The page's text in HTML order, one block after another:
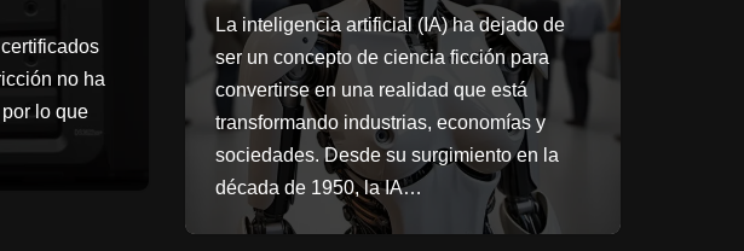
no ha
lo que
La inteligencia artificial (IA) ha dejado de
ser un concepto de ciencia ficción para
convertirse en una realidad que está
transformando industrias, economías y
sociedades. Desde su surgimiento en la
década de 1950, la IA…